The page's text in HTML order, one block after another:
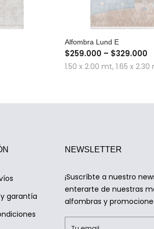
COMPRA
Alfombra Lund E
$259.000 – $329.000
1.50 x 2.00 mt, 1.65 x 2.30
garantía
NEWSLETTER
¡Suscríbte a nuestro
enterarte de nuestras
alfombras y